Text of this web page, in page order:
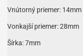
Vnútorný priemer: 14mm
Vonkajší priemer: 28mm
Šírka: 7mm